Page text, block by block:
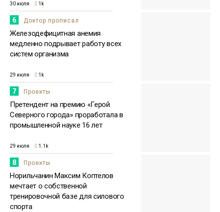
30 июля 1k
6 Доктор прописал
Железодефицитная анемия
медленно подрывает работу всех
систем организма
29 июля 1k
7 Проекты
Претендент на премию «Герой
Северного города» проработала в
промышленной науке 16 лет
29 июля 1.1k
8 Проекты
Норильчанин Максим Коптелов
мечтает о собственной
тренировочной базе для силового
спорта